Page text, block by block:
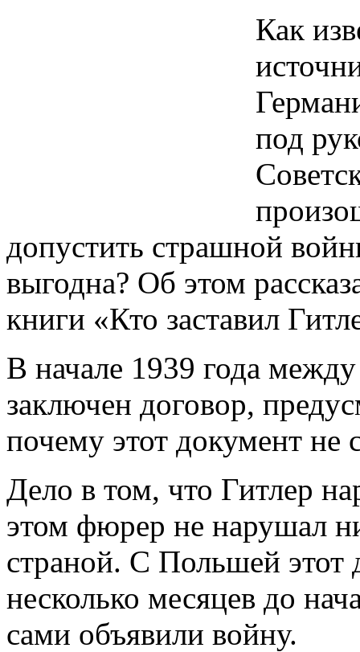
Как
под
допустить страшной
выгодна? Об этом
книги «Кто заставил
В начале 1939 года
заключен договор,
почему этот документ не
Дело в том, что Гитлер
этом фюрер не нарушал
страной. С Польшей этот
несколько месяцев до
сами объявили войну.